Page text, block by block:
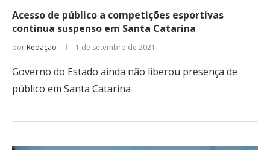
Acesso de público a competições esportivas
continua suspenso em Santa Catarina
por Redação 1 de setembro de 2021
Governo do Estado ainda não liberou presença de
público em Santa Catarina